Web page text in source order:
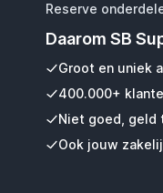
Reserve
Daarom SB
Groot en uniek
400.000+
Niet goed, geld
Ook jouw